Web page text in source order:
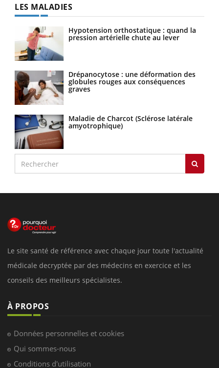
LES MALADIES
Hypotension orthostatique : quand la
pression artérielle chute au lever
Drépanocytose : une déformation des
globules rouges aux conséquences
graves
Maladie de Charcot (Sclérose latérale
amyotrophique)
Le site santé de référence avec chaque jour toute l'actualité
médicale decryptée par des médecins en exercice et les
conseils des meilleurs spécialistes.
À PROPOS
Données personnelles et cookies
Qui sommes-nous
Conditions d'utilisation